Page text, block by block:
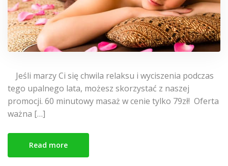
Jeśli marzy Ci się chwila relaksu i wyciszenia podczas
tego upalnego lata, możesz skorzystać z naszej
promocji. 60 minutowy masaż w cenie tylko 79zł! Oferta
ważna […]
Read more